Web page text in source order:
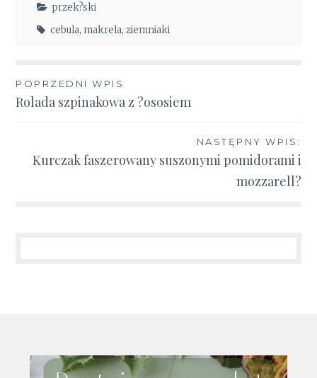
przek?ski
cebula, makrela,ziemniaki
Nawigacja
wpisu
POPRZEDNI WPIS
Rolada szpinakowa z ?ososiem
NASTĘPNY WPIS:
Kurczak faszerowany suszonymi pomidorami i
mozzarell?